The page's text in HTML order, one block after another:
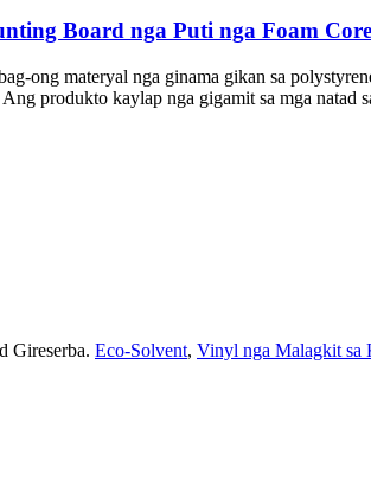
Board nga Puti nga Foam
ong materyal nga ginama gikan sa
produkto kaylap nga gigamit sa mga natad
Gireserba. Eco-Solvent, Vinyl nga Malagkit sa